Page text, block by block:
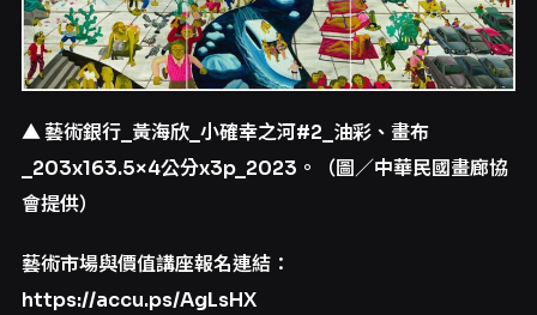
▲藝術銀行_ 黃海欣_ 小確幸之河#2_ 油彩、畫布
_203x163.5×4公分x3p_2023 。（圖／中華民國畫廊協
會提供）
藝術市場與價值講座報名連結：
https://accu.ps/AgLsHX